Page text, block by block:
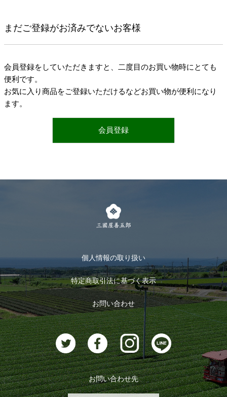
まだご登録がお済みでないお客様
会員登録をしていただきますと、二度目のお買い物時にとても
便利です。
お気に入り商品をご登録いただけるなどお買い物が便利になり
ます。
会員登録
個人情報の取り扱い
特定商取引法に基づく表示
お問い合わせ
お問い合わせ先